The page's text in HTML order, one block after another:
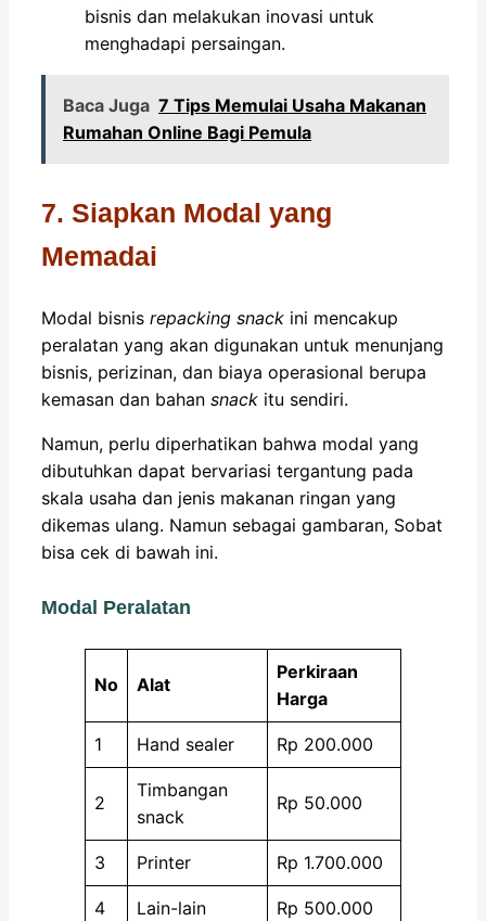
bisnis dan melakukan inovasi untuk
menghadapi persaingan.
Baca Juga 7 Tips Memulai Usaha Makanan
Rumahan Online Bagi Pemula
7. Siapkan Modal yang
Memadai
Modal bisnis repacking snack ini mencakup
peralatan yang akan digunakan untuk menunjang
bisnis, perizinan, dan biaya operasional berupa
kemasan dan bahan snack itu sendiri.
Namun, perlu diperhatikan bahwa modal yang
dibutuhkan dapat bervariasi tergantung pada
skala usaha dan jenis makanan ringan yang
dikemas ulang. Namun sebagai gambaran, Sobat
bisa cek di bawah ini.
Modal Peralatan
No Alat
Perkiraan
Harga
1 Hand sealer Rp 200.000
2
Timbangan
snack
Rp 50.000
3 Printer Rp 1.700.000
4 Lain-lain Rp 500.000